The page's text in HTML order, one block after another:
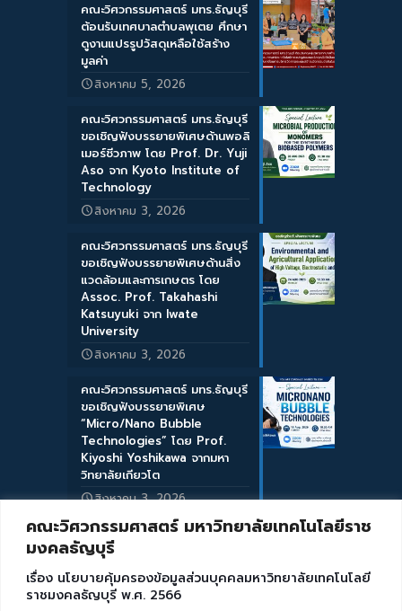
คณะวิศวกรรมศาสตร์ มหาวิทยาลัยเทคโนโลยีราช
มงคลธัญบุรี
เรื่อง นโยบายคุ้มครองข้อมูลส่วนบุคคลมหาวิทยาลัยเทคโนโลยี
ราชมงคลธัญบุรี พ.ศ. 2566
คณะวิศวกรรมศาสตร์ มทร.ธัญบุรี
ต้อนรับเทศบาลตำบลพุเตย ศึกษา
ดูงานแปรรูปวัสดุเหลือใช้สร้าง
มูลค่า
สิงหาคม 5, 2026
คณะวิศวกรรมศาสตร์ มทร.ธัญบุรี
ขอเชิญฟังบรรยายพิเศษด้านพอลิ
เมอร์ชีวภาพ โดย Prof. Dr. Yuji
Aso จาก Kyoto Institute of
Technology
สิงหาคม 3, 2026
คณะวิศวกรรมศาสตร์ มทร.ธัญบุรี
ขอเชิญฟังบรรยายพิเศษด้านสิ่ง
แวดล้อมและการเกษตร โดย
Assoc. Prof. Takahashi
Katsuyuki จาก Iwate
University
สิงหาคม 3, 2026
คณะวิศวกรรมศาสตร์ มทร.ธัญบุรี
ขอเชิญฟังบรรยายพิเศษ
“Micro/Nano Bubble
Technologies” โดย Prof.
Kiyoshi Yoshikawa จากมหา
วิทยาลัยเกียวโต
สิงหาคม 3, 2026